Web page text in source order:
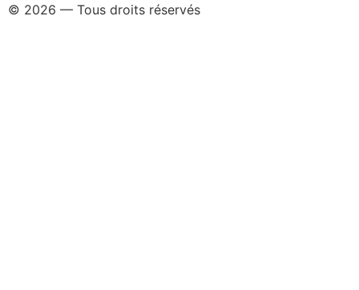
© 2026 — Tous droits réservés